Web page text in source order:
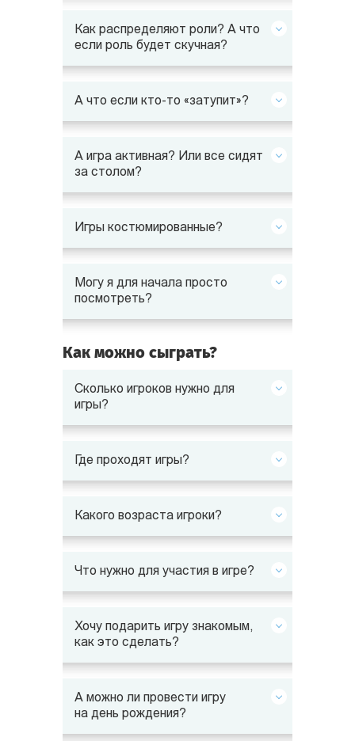
Как распределяют роли? А что
если роль будет скучная?
А что если кто-то «затупит»?
А игра активная? Или все сидят
за столом?
Игры костюмированные?
Могу я для начала просто
посмотреть?
Как можно сыграть?
Сколько игроков нужно для
игры?
Где проходят игры?
Какого возраста игроки?
Что нужно для участия в игре?
Хочу подарить игру знакомым,
как это сделать?
А можно ли провести игру
на день рождения?